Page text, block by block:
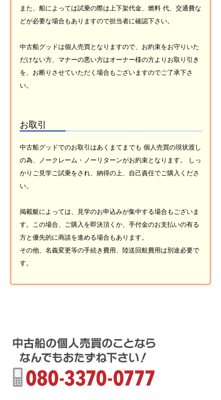
また、船によっては試乗の際は上下架代金、燃料 代、交通費な
どが必要な場合もありますので担当者に確認下さい。
中古船グッドは個人売買となりますので、お約束をお守りいた
だけない方、マナーの悪い方はオーナー様の方よりお取り引き
を、お断りさせていただく場合もございますのでご了承下さ
い。
お取引
中古船グッドでのお取引はあくまてまでも 個人売買の現状渡し
の為、ノークレーム・ノーリターンがお約束となります。 しっ
かりご見学ご試乗をされ、納得の上、自己責任でご購入くださ
い。
掲載艇によっては、見学のお申込みが集中する場合もございま
す。この場合、ご購入を即決頂くか、手付金のお支払いの有る
方と優先的に商談を進める場合もあります。
その他、名義変更等の手続き費用、陸送回航費用は別途必要で
す。